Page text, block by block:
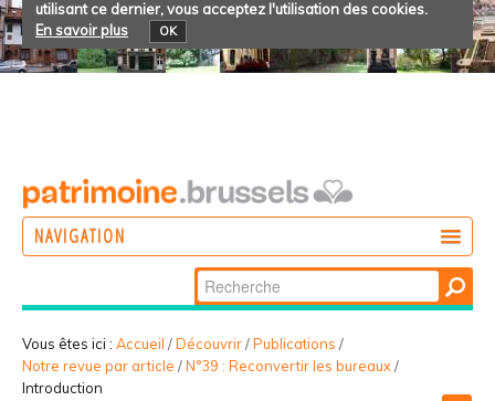
utilisant ce dernier, vous acceptez l'utilisation des cookies.
En savoir plus
OK
NAVIGATION
PARTICIPER
Chercher par
Recherche
avancée…
Vous êtes ici : Accueil /Découvrir/Publications /
Notre revue par article /N°39 : Reconvertir les bureaux/
Introduction